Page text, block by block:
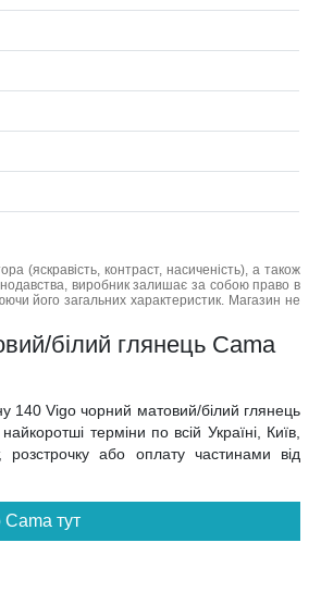
(яскравість, контраст, насиченість), а також
виробник залишає за собою право в
його загальних характеристик. Магазин не
білий глянець Cama
140 Vigo чорний матовий/білий глянець
терміни по всій Україні, Київ,
розстрочку або оплату частинами від
тут